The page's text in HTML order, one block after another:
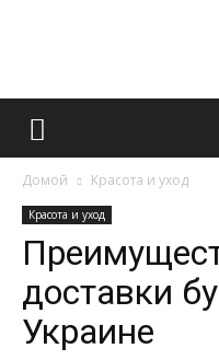
Домой Красота и уход
Красота и уход
доставки
Украине